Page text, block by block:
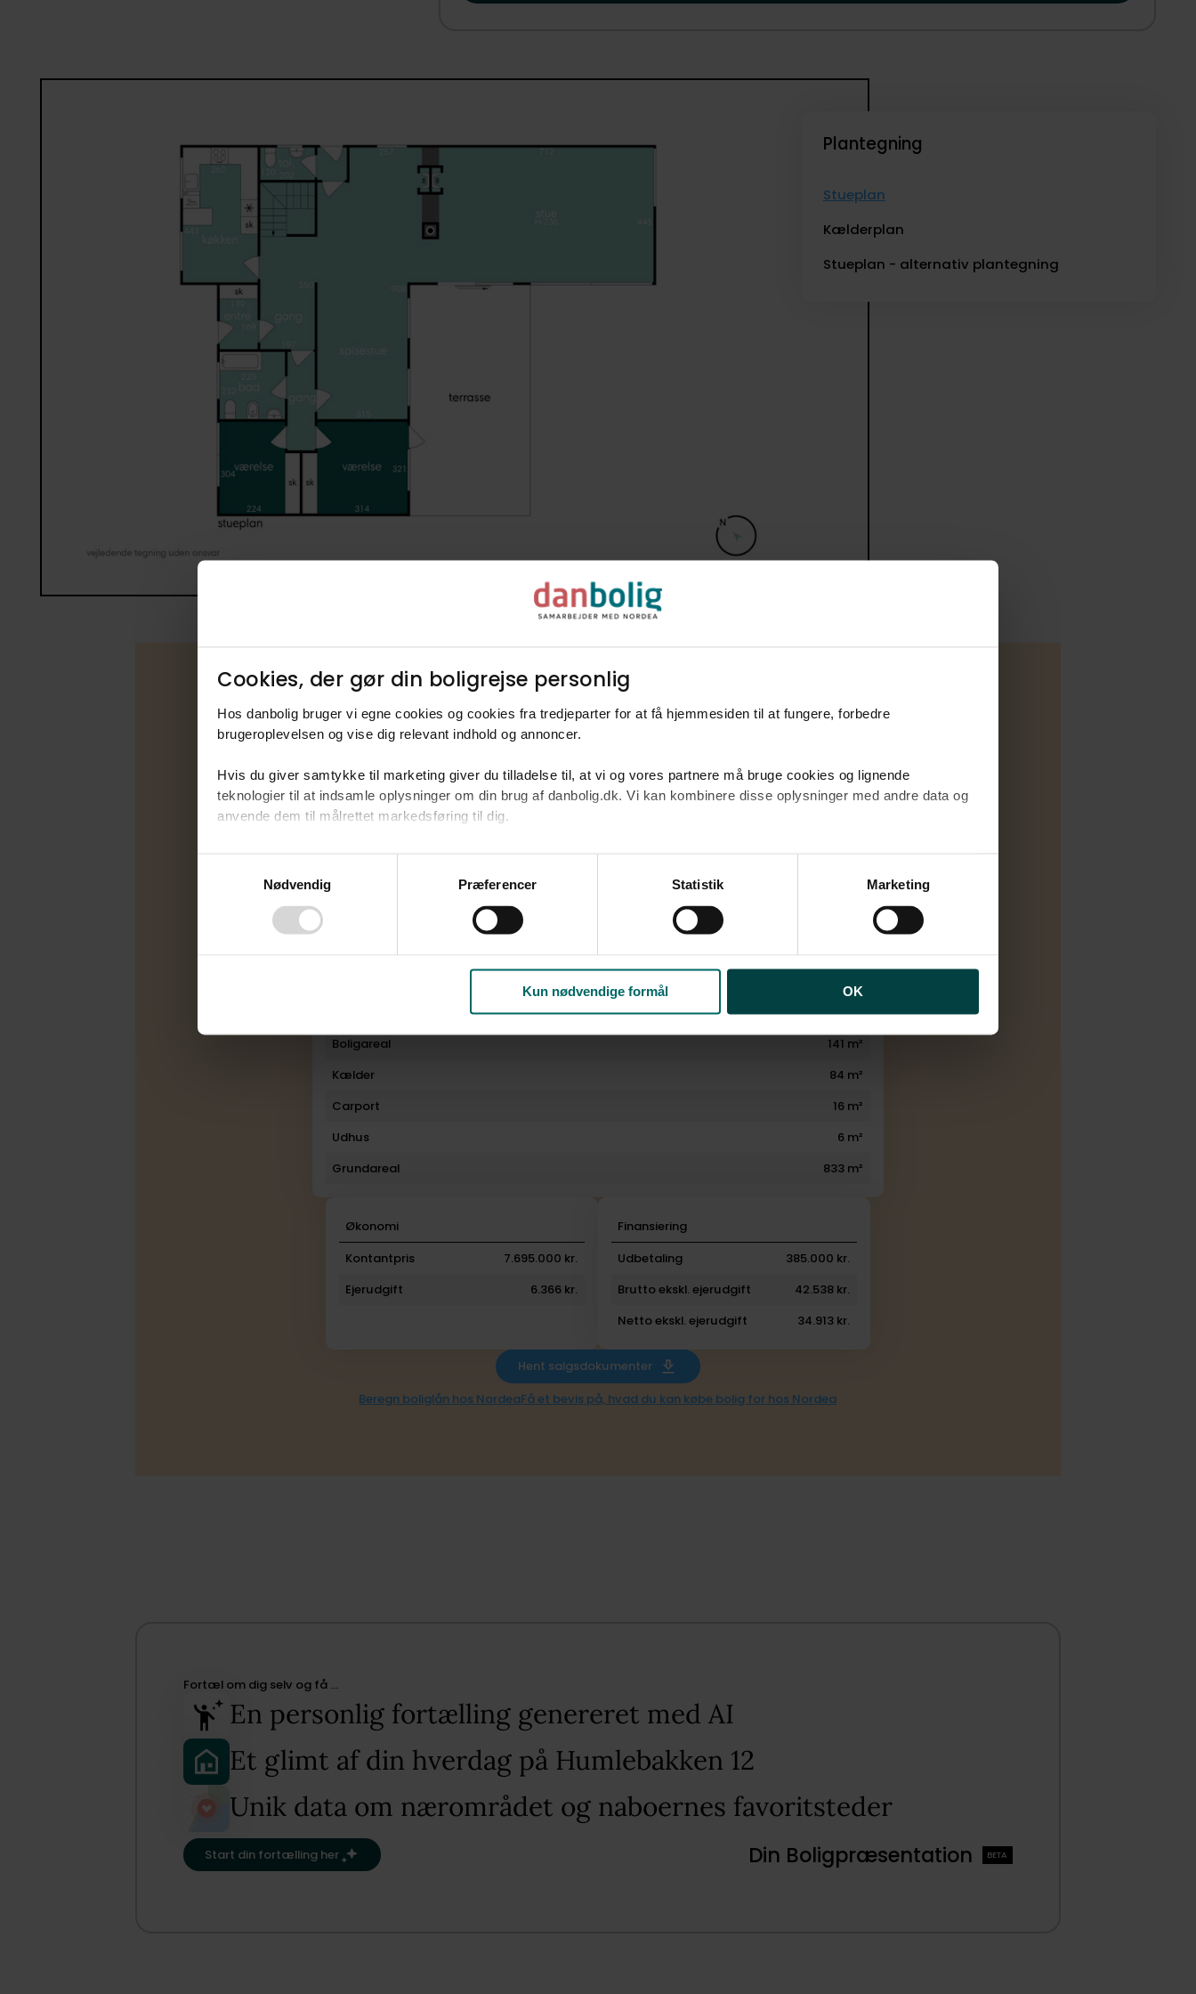
Cookies, der gør din boligrejse personlig​
Hos danbolig bruger vi egne cookies og cookies fra tredjeparter for at få hjemmesiden til at fungere, forbedre
brugeroplevelsen og vise dig relevant indhold og annoncer.​
Hvis du giver samtykke til marketing giver du tilladelse til, at vi og vores partnere må bruge cookies og lignende
teknologier til at indsamle oplysninger om din brug af danbolig.dk. Vi kan kombinere disse oplysninger med andre data og
anvende dem til målrettet markedsføring til dig.​
Ved at klikke på ”OK” giver du samtykke til alle formål. Du kan til enhver tid læse mere om brugen af cookies samt
tilbagekalde dit samtykke ved at følge linket til vores
. Oplysninger om behandling af personoplysninger
Nødvendig Præferencer Statistik Marketing
Kun nødvendige formål OK
langsomt falder på. Det er et hjem med sjæl og en rolig atmosfære, hvor I ikke behøver have alting på plads fra dag
drømmehjem!
Plantegning
Stueplan
Kælderplan
Stueplan - alternativ plantegning
Boligfakta
Udbudsform
Salg
Energimærke
Varmekilde
2
Boligareal
141 m²
Kælder
84 m²
Carport
16 m²
Udhus
6 m²
Grundareal
833 m²
Økonomi
Kontantpris
7.695.000 kr.
Ejerudgift
6.366 kr.
Finansiering
Udbetaling
385.000 kr.
Brutto ekskl. ejerudgift
42.538 kr.
Netto ekskl. ejerudgift
34.913 kr.
Hent salgsdokumenter
Beregn boliglån hos NordeaFå et bevis på, hvad du kan købe bolig for hos Nordea
Fortæl om dig selv og få …​
En personlig fortælling genereret med AI​
Et glimt af din hverdag på Humlebakken 12​
Unik data om nærområdet og naboernes favoritsteder​
Start din fortælling her Din Boligpræsentation BETA